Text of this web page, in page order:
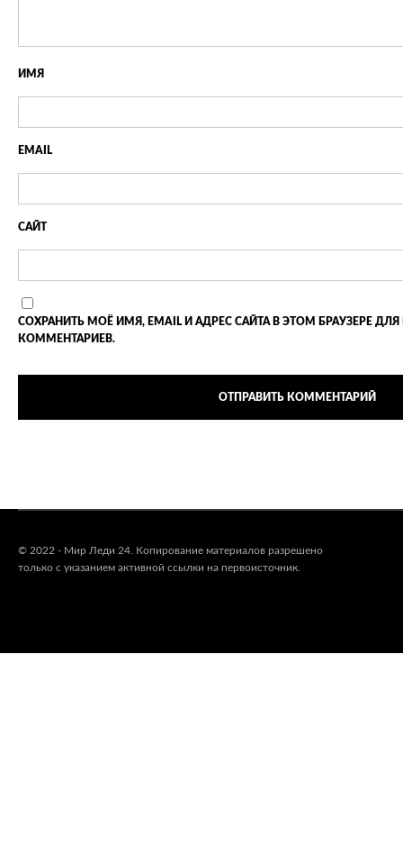
ИМЯ
EMAIL
САЙТ
СОХРАНИТЬ МОЁ ИМЯ, EMAIL И АДРЕС САЙТА В ЭТОМ БРАУЗЕРЕ
КОММЕНТАРИЕВ.
© 2022 - Мир Леди 24. Копирование материалов разрешено
только с указанием активной ссылки на первоисточник.